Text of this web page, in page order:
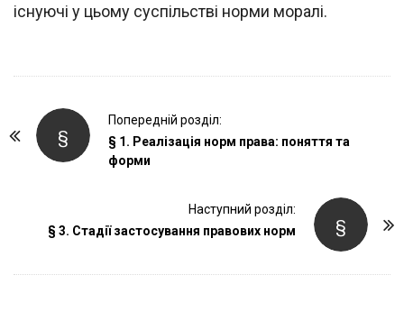
існуючі у цьому суспільстві норми моралі.
§
Попередній розділ:
§ 1. Реалізація норм права: поняття та
форми
§
Наступний розділ:
§ 3. Стадії застосування правових норм